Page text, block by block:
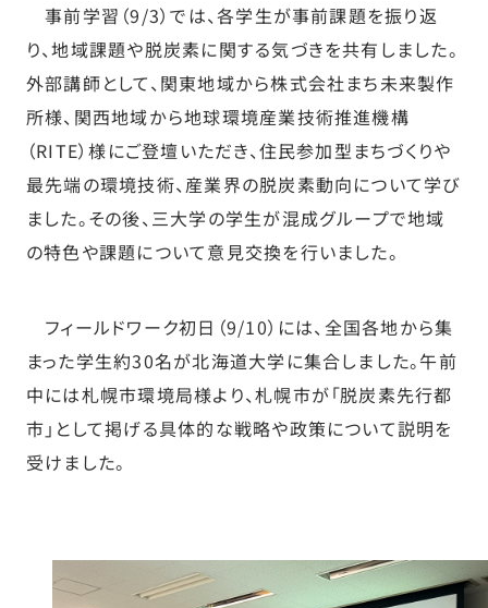
事前学習（9/3）では、各学生が事前課題を振り返
り、地域課題や脱炭素に関する気づきを共有しました。
外部講師として、関東地域から株式会社まち未来製作
所様、関西地域から地球環境産業技術推進機構
（RITE）様にご登壇いただき、住民参加型まちづくりや
最先端の環境技術、産業界の脱炭素動向について学び
ました。その後、三大学の学生が混成グループで地域
の特色や課題について意見交換を行いました。
フィールドワーク初日（9/10）には、全国各地から集
まった学生約30名が北海道大学に集合しました。午前
中には札幌市環境局様より、札幌市が「脱炭素先行都
市」として掲げる具体的な戦略や政策について説明を
受けました。